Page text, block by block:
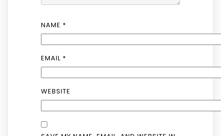
NAME *
EMAIL *
WEBSITE